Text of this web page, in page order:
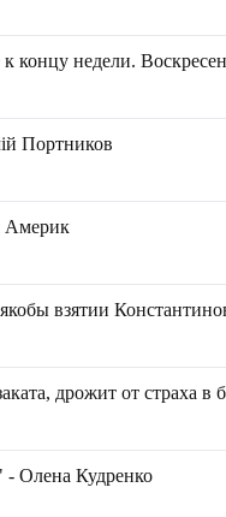
недели.
Портников
Америк
взятии
дрожит от страха
- Олена Кудренко